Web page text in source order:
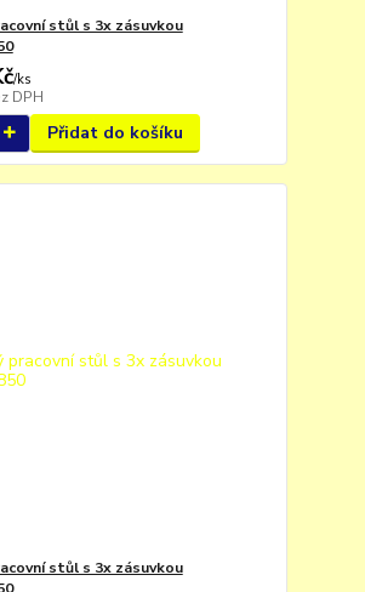
stůl s 3x zásuvkou
/ks
DPH
Přidat do košíku
stůl s 3x zásuvkou